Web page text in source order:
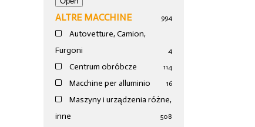
ALTRE MACCHINE 994
Autovetture, Camion,
Furgoni
4
Centrum obróbcze 114
Macchine per alluminio 16
Maszyny i urządzenia różne,
inne
508